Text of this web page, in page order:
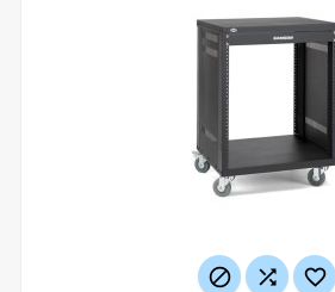
  